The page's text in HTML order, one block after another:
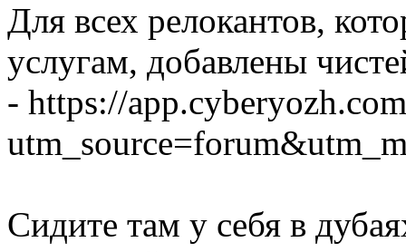
Для всех релокантов,
услугам, добавлены
- https://
Сидите там у себя в